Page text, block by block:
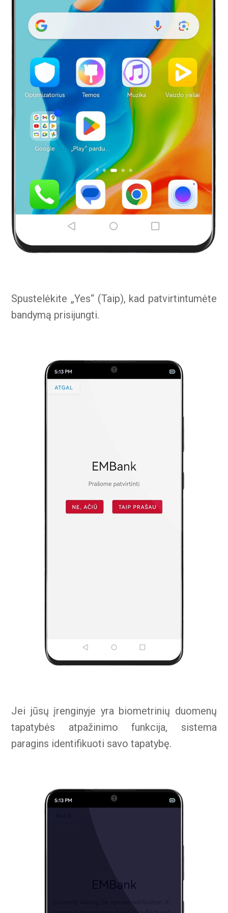
Spustelėkite „Yes“ (Taip), kad patvirtintumėte
bandymą prisijungti.
Jei jūsų įrenginyje yra biometrinių duomenų
tapatybės atpažinimo funkcija, sistema
paragins identifikuoti savo tapatybę.